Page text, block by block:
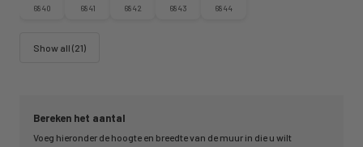
Bereken het aantal
Voeg hieronder de hoogte en breedte van de muur in die u wilt
6840 6841 6842 6843 6844
Show all (21)